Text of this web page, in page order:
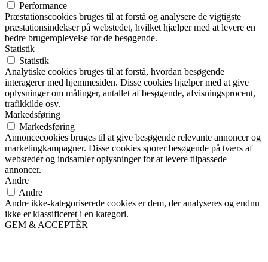
Performance
Præstationscookies bruges til at forstå og analysere de vigtigste
præstationsindekser på webstedet, hvilket hjælper med at levere en
bedre brugeroplevelse for de besøgende.
Statistik
Statistik
Analytiske cookies bruges til at forstå, hvordan besøgende
interagerer med hjemmesiden. Disse cookies hjælper med at give
oplysninger om målinger, antallet af besøgende, afvisningsprocent,
trafikkilde osv.
Markedsføring
Markedsføring
Annoncecookies bruges til at give besøgende relevante annoncer og
marketingkampagner. Disse cookies sporer besøgende på tværs af
websteder og indsamler oplysninger for at levere tilpassede
annoncer.
Andre
Andre
Andre ikke-kategoriserede cookies er dem, der analyseres og endnu
ikke er klassificeret i en kategori.
GEM & ACCEPTÈR